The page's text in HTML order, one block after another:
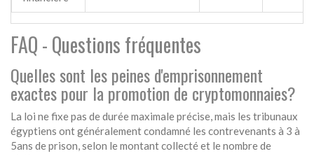
FAQ - Questions fréquentes
Quelles sont les peines d'emprisonnement
exactes pour la promotion de cryptomonnaies?
La loi ne fixe pas de durée maximale précise, mais les tribunaux
égyptiens ont généralement condamné les contrevenants à 3 à
5ans de prison, selon le montant collecté et le nombre de